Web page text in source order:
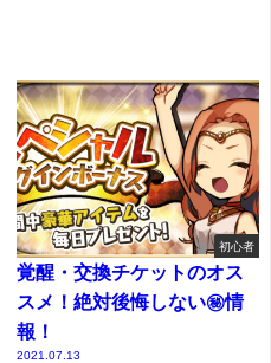
初心者
覚醒・交換チケットのオス
スメ！絶対後悔しない㊙情
報！
2021.07.13